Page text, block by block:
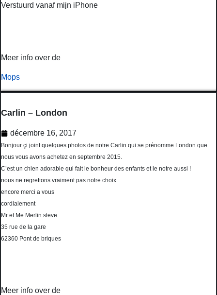
Verstuurd vanaf mijn iPhone
Meer info over de
Mops
Carlin – London
décembre 16, 2017
‌Bonjour çi joint quelques photos de notre Carlin qui se prénomme London que
nous vous avons achetez en septembre 2015.
C’est un chien adorable qui fait le bonheur des enfants et le notre aussi !
nous ne regrettons vraiment pas notre choix.
encore merci a vous
cordialement
Mr et Me Merlin steve
35 rue de la gare
62360 Pont de briques
Meer info over de